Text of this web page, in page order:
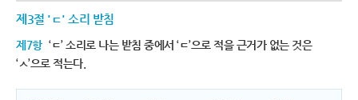
제3절 'ㄷ' 소리 받침
제7항 ‘ㄷ’ 소리로 나는 받침 중에서 ‘ㄷ’으로 적을 근거가 없는 것은
‘ㅅ’으로 적는다.